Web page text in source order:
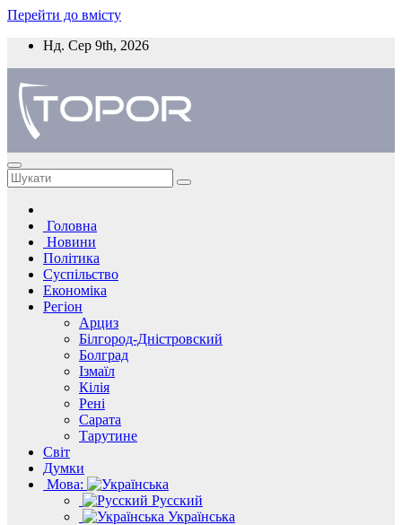
Перейти до вмісту
Нд. Сер 9th, 2026
Головна
Новини
Політика
Суспільство
Економіка
Регіон
Арциз
Білгород-Дністровский
Болград
Ізмаїл
Кілія
Рені
Сарата
Тарутине
Світ
Думки
Мова:
Русский
Українська